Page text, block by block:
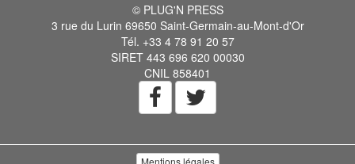
© PLUG'N PRESS
3 rue du Lurin 69650 Saint-Germain-au-Mont-d'Or
Tél. +33 4 78 91 20 57
SIRET 443 696 620 00030
CNIL 858401
Mentions légales